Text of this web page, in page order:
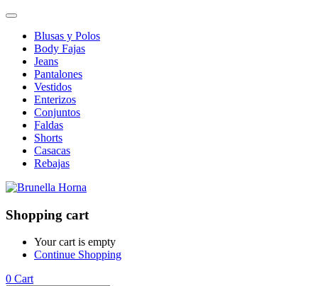
Blusas y Polos
Body Fajas
Jeans
Pantalones
Vestidos
Enterizos
Conjuntos
Faldas
Shorts
Casacas
Rebajas
Shopping cart
Your cart is empty
Continue Shopping
0 Cart